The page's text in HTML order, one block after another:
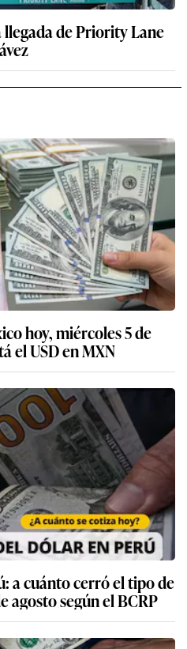
de Priority Lane
hoy, miércoles 5 de
el USD en MXN
a cuánto cerró el tipo de
agosto según el BCRP